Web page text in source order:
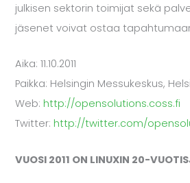
julkisen sektorin toimijat sekä
jäsenet voivat ostaa
Aika: 11.10.2011
Paikka: Helsingin Messukeskus,
Web: http://opensolutions.coss.fi
Twitter: http://twitter.com/
VUOSI 2011 ON LINUXIN 20-